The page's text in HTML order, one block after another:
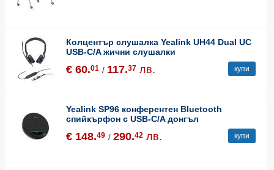
Колцентър слушалка Yealink UH44 Dual UC
USB-C/A жични слушалки
€ 60.01 / 117.37 лв. купи
Yealink SP96 конферентен Bluetooth
спийкърфон с USB-C/A донгъл
€ 148.49 / 290.42 лв. купи